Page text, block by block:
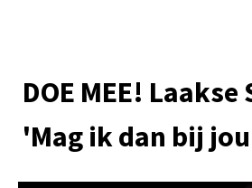
DOE MEE!
'Mag ik dan bij